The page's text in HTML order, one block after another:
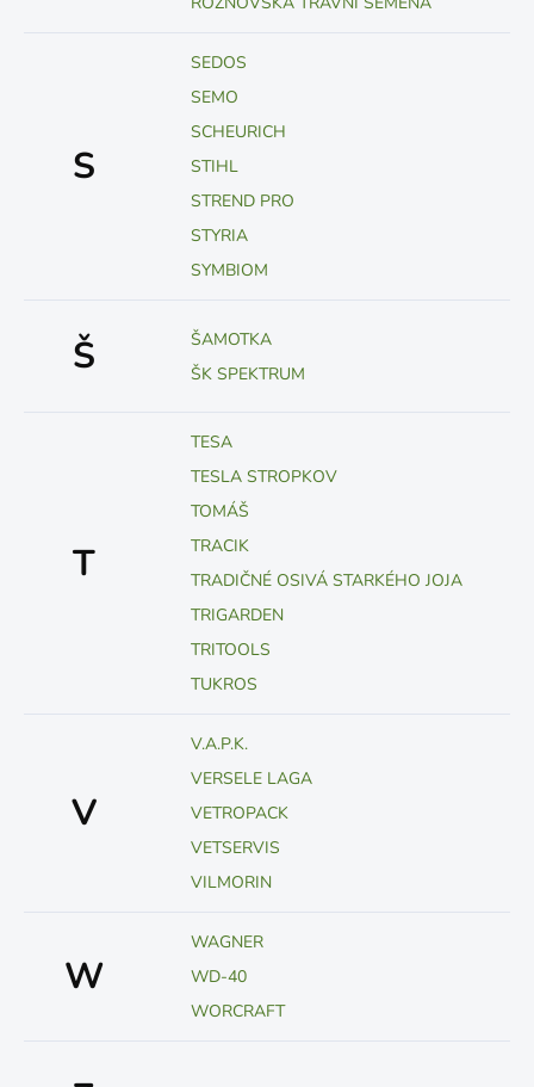
S
SEDOS
SEMO
SCHEURICH
STIHL
STREND PRO
STYRIA
SYMBIOM
Š
ŠAMOTKA
ŠK SPEKTRUM
T
TESA
TESLA STROPKOV
TOMÁŠ
TRACIK
TRADIČNÉ OSIVÁ STARKÉHO JOJA
TRIGARDEN
TRITOOLS
TUKROS
V
V.A.P.K.
VERSELE LAGA
VETROPACK
VETSERVIS
VILMORIN
W
WAGNER
WD-40
WORCRAFT